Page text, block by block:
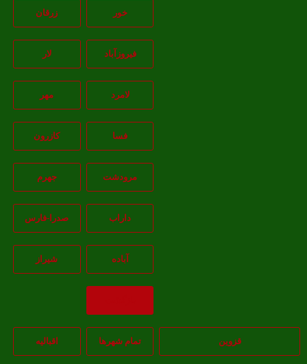
زرقان
فیروزآباد
لامرد
کازرون
مرودشت جهرم
داراب صدرا-فارس
شيراز
قزوین تمام شهر‌ها اقبالیه